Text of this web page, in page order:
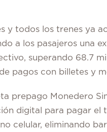
y todos los trenes ya
a los pasajeros una
superando 68.7
pagos con billetes y
prepago Monedero
digital para pagar el
celular, eliminando